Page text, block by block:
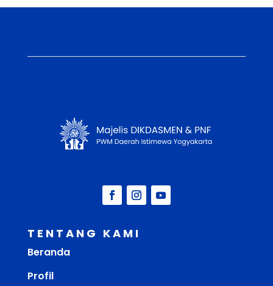
TENTANG KAMI
Beranda
Profil